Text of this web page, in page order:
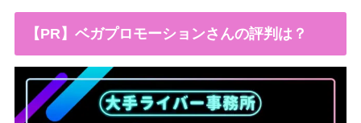
【PR】ベガプロモーションさんの評判は？